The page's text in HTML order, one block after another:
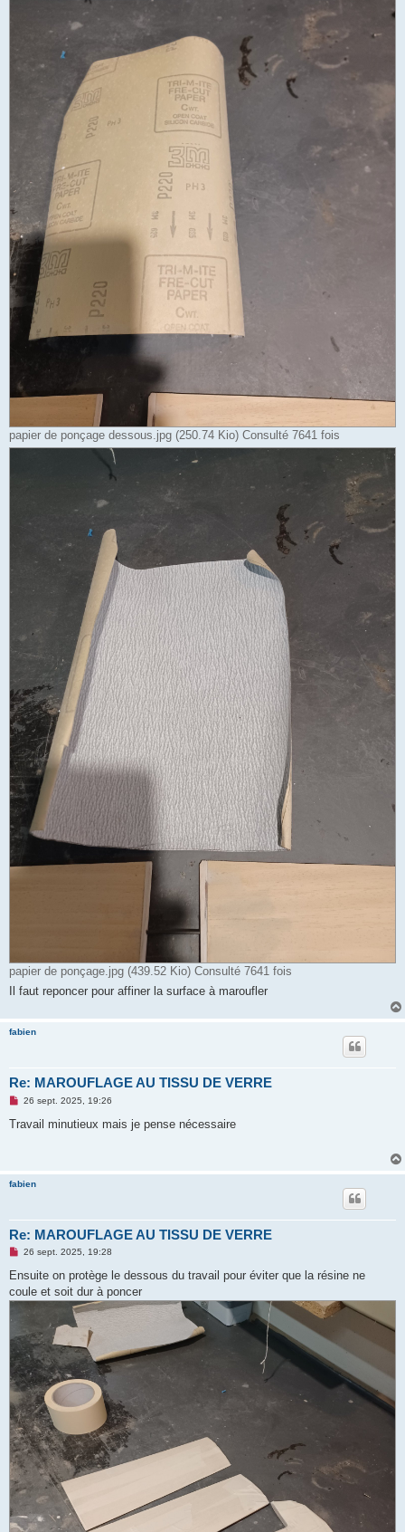
papier de ponçage dessous.jpg (250.74 Kio) Consulté 7641 fois
papier de ponçage.jpg (439.52 Kio) Consulté 7641 fois
Il faut reponcer pour affiner la surface à maroufler
fabien
Re: MAROUFLAGE AU TISSU DE VERRE
M
s
n
o
u
26 sept. 2025, 19:26
Travail minutieux mais je pense nécessaire
fabien
Re: MAROUFLAGE AU TISSU DE VERRE
M
s
a
o
n
l
u
26 sept. 2025, 19:28
Ensuite on protège le dessous du travail pour éviter que la résine ne
coule et soit dur à poncer